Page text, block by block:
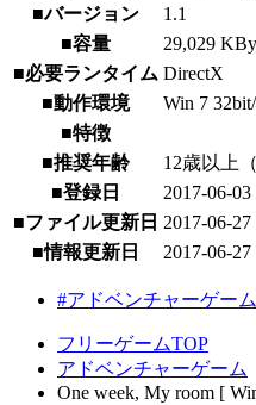
■バージョン
1.1
■容量
29,029
■必要ランタイム DirectX
■動作環境
Win 7
■特徴
■推奨年齢
12歳以上
■登録日
2017-06-03
■ファイル更新日 2017-06-27
■情報更新日
2017-06-27
#アドベンチャーゲーム
フリーゲームTOP
アドベンチャーゲーム
One week, My room [